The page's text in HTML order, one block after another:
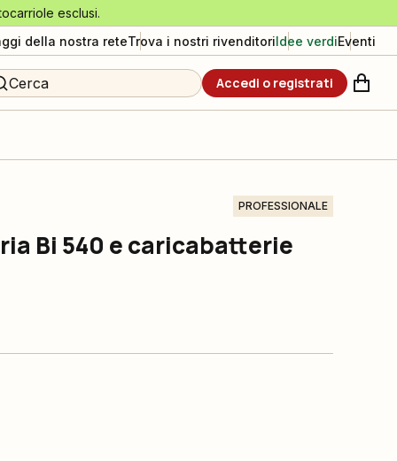
esclusi.
della nostra reteTrova i nostri rivenditoriIdee verdiEventi
Cerca Accedi o registrati
PROFESSIONALE
Bi 540 e caricabatterie